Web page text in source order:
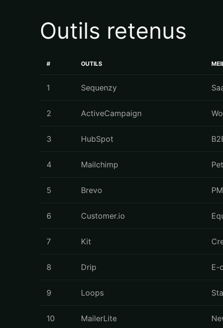
Outils retenus
# OUTILS
1 Sequenzy
2 ActiveCampaign
3 HubSpot
4 Mailchimp
5 Brevo
6 Customer.io
7 Kit
8 Drip E-
9 Loops
10 MailerLite